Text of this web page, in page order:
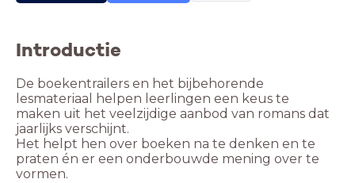
Introductie
De boekentrailers en het bijbehorende
lesmateriaal helpen leerlingen een keus te
maken uit het veelzijdige aanbod van romans dat
jaarlijks verschijnt.
Het helpt hen over boeken na te denken en te
praten én er een onderbouwde mening over te
vormen.